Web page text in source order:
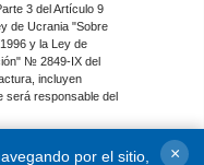
3 del Artículo 9
de Ucrania "Sobre
y la Ley de
№ 2849-IX del
incluyen
será responsable del
de medios: R40-por el sitio, ×